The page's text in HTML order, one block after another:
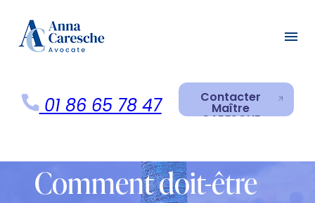
menu
01 86 65 78 47 Contacter
Maître
CARESCHE
Contacter
Comment doit-être